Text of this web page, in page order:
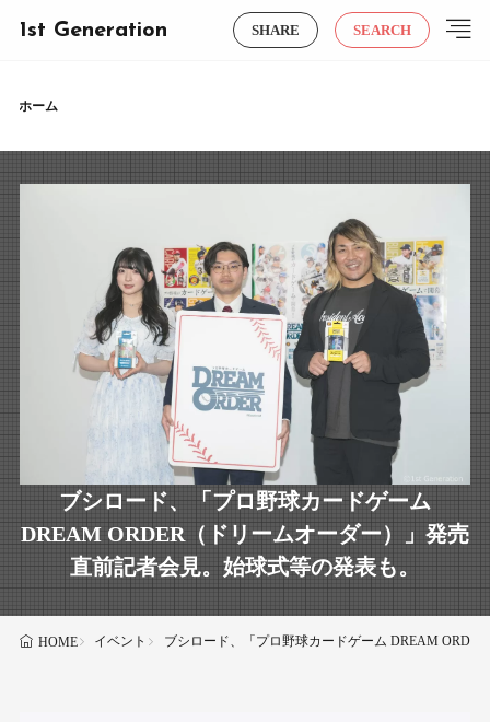
1st Generation SHARE SEARCH
ホーム
ブシロード、「プロ野球カードゲーム
DREAM ORDER（ドリームオーダー）」発売
直前記者会見。始球式等の発表も。
HOME イベント ブシロード、「プロ野球カードゲーム DREAM